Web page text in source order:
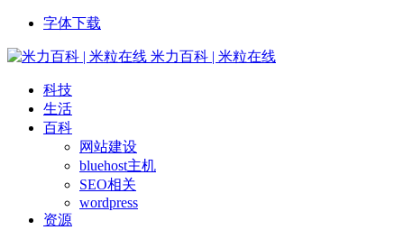
字体下载
米力百科 | 米粒在线
科技
生活
百科
网站建设
bluehost主机
SEO相关
wordpress
资源